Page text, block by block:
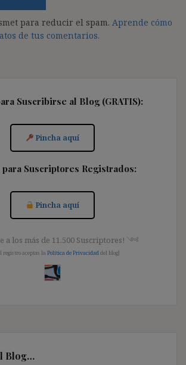
para reducir el spam. Aprende cómo
de tus comentarios.
Suscribirse al Blog (GRATIS):
Pincha aquí
para Suscriptores Registrados:
Pincha aquí
a los más de 11.500 Suscriptores! ༺
registro aceptas la Política de Privacidad del blog]
Blog…